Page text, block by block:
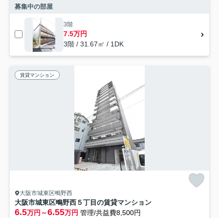
募集中の部屋
3階
7.5万円
3階 / 31.67㎡ / 1DK
賃貸マンション
大阪市城東区鴫野西
大阪市城東区鴫野西５丁目の賃貸マンション
6.5万円～6.55万円 管理/共益費8,500円